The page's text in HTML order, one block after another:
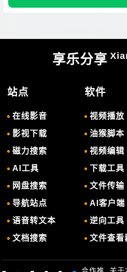
享乐分享
站点
在线影音
影视下载
磁力搜索
AI工具
网盘搜索
导航站点
语音转文本
文档搜索
软件
视频播放
油猴脚本
视频编辑
下载工具
文件传输
AI客户端
逆向工具
文件查看